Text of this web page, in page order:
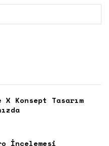
X Konsept Tasarım
İncelemesi